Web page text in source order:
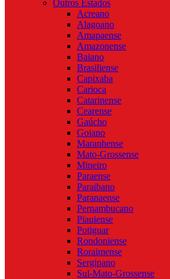
Outros Estados
Acreano
Alagoano
Amapaense
Amazonense
Baiano
Brasiliense
Capixaba
Carioca
Catarinense
Cearense
Gaúcho
Goiano
Maranhense
Mato-Grossense
Mineiro
Paraense
Paraibano
Paranaense
Pernambucano
Piauiense
Potiguar
Rondoniense
Roraimense
Sergipano
Sul-Mato-Grossense